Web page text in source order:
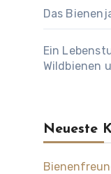
Das
Ein
Wildbienen
Neueste